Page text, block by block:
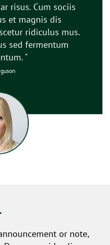
risus. Cum sociis
et magnis dis
ridiculus mus.
sed fermentum
"
or note,